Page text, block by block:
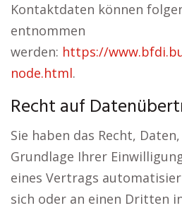
Kontaktdaten können
entnommen
werden: https://
node.html.
Recht auf
Sie haben das Recht,
Grundlage Ihrer
eines Vertrags
sich oder an einen Dritten